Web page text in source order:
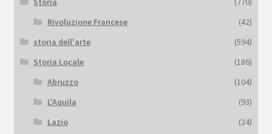
Rivoluzione Francese
(42)
storia dell'arte
(594)
Storia Locale
(186)
Abruzzo
(104)
L'Aquila
(93)
Lazio
(24)